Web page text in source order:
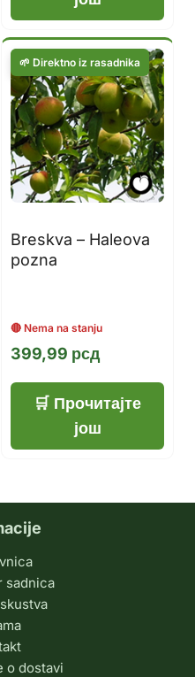
Breskva – Haleova
pozna
399,99 рсд
Прочитајте
још
sadnica
o dostavi